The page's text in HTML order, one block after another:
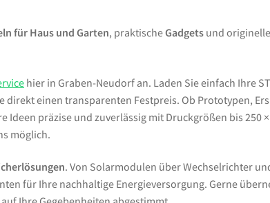
für Haus und Garten, praktischeGadgets und
hier in Graben-Neudorf an. Laden Sie einfach Ihre
direkt einen transparenten Festpreis. Ob Prototypen,
präzise und zuverlässig mit Druckgrößen bis 250 ×
möglich.
. Von Solarmodulen über Wechselrichter
für Ihre nachhaltige Energieversorgung. Gerne